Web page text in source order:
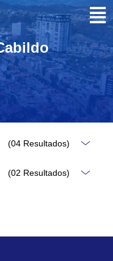
(04 Resultados)
(02 Resultados)